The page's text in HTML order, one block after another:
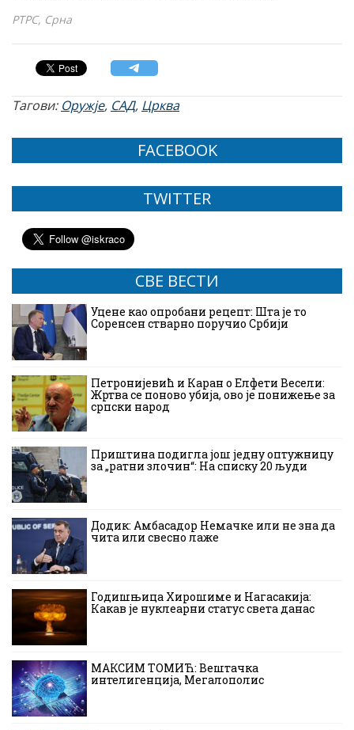
РТРС, Срна
Тагови: Оружје, САД, Црква
FACEBOOK
TWITTER
СВЕ ВЕСТИ
Уцене као опробани рецепт: Шта је то
Соренсен стварно поручио Србији
Петронијевић и Каран о Елфети Весели:
Жртва се поново убија, ово је понижење за
српски народ
Приштина подигла још једну оптужницу
за „ратни злочин“: На списку 20 људи
Додик: Амбасадор Немачке или не зна да
чита или свесно лаже
Годишњица Хирошиме и Нагасакија:
Какав је нуклеарни статус света данас
МАКСИМ ТОМИЋ: Вештачка
интелигенција, Мегалополис